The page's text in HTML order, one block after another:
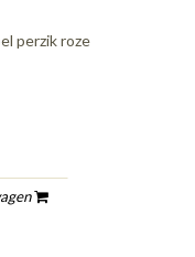
perzik roze